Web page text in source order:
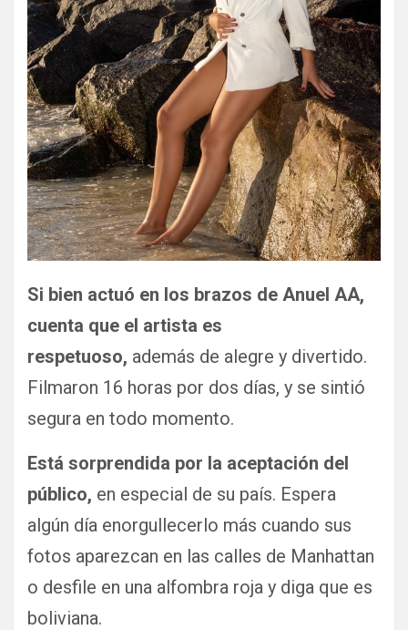
Si bien actuó en los brazos de Anuel AA,
cuenta que el artista es
respetuoso, además de alegre y divertido.
Filmaron 16 horas por dos días, y se sintió
segura en todo momento.
Está sorprendida por la aceptación del
público, en especial de su país. Espera
algún día enorgullecerlo más cuando sus
fotos aparezcan en las calles de Manhattan
o desfile en una alfombra roja y diga que es
boliviana.